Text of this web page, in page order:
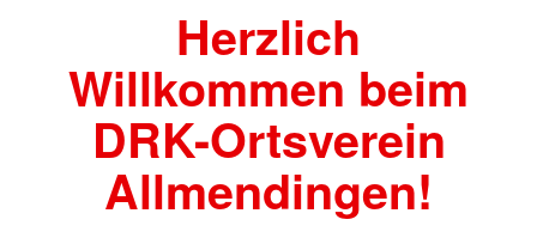
Herzlich
Willkommen beim
DRK-Ortsverein
Allmendingen!